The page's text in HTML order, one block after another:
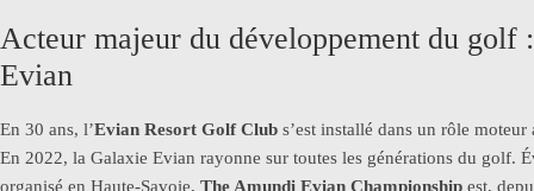
Acteur majeur du développement du golf
Evian
En 30 ans, l’Evian Resort Golf Club s’est installé dans un rôle
En 2022, la Galaxie Evian rayonne sur toutes les générations du golf.
organisé en Haute-Savoie, The Amundi Evian Championship est,